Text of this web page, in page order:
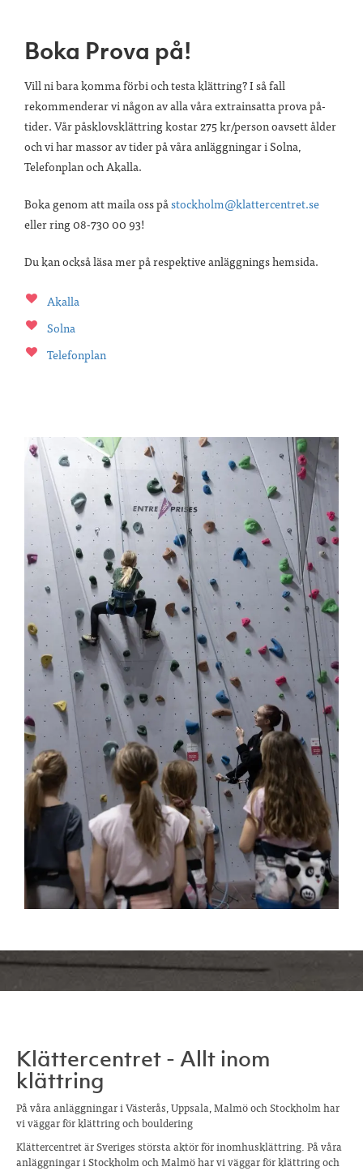
Boka Prova på!
Vill ni bara komma förbi och testa klättring? I så fall
rekommenderar vi någon av alla våra extrainsatta prova på-
tider. Vår påsklovsklättring kostar 275 kr/person oavsett ålder
och vi har massor av tider på våra anläggningar i Solna,
Telefonplan och Akalla.
Boka genom att maila oss påstockholm@klattercentret.se
eller ring 08-730 00 93!
Du kan också läsa mer på respektive anläggnings hemsida.
Akalla
Solna
Telefonplan
Klättercentret - Allt inom
klättring
På våra anläggningar i Västerås, Uppsala, Malmö och Stockholm har
vi väggar för klättring och bouldering
Klättercentret är Sveriges största aktör för inomhusklättring. På våra
anläggningar i Stockholm och Malmö har vi väggar för klättring och